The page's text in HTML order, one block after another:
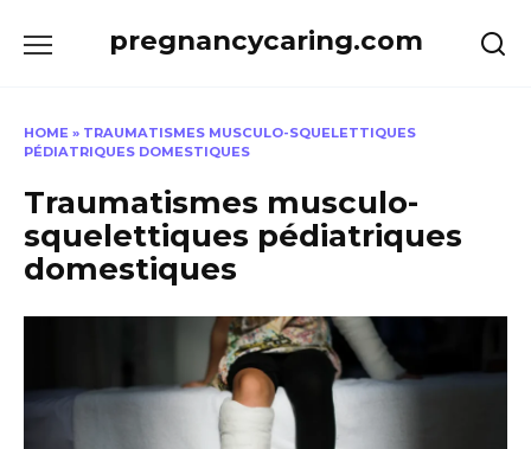
pregnancycaring.com
HOME » TRAUMATISMES MUSCULO-SQUELETTIQUES
PÉDIATRIQUES DOMESTIQUES
Traumatismes musculo-
squelettiques pédiatriques
domestiques